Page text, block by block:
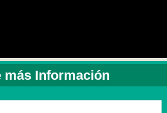
más Información